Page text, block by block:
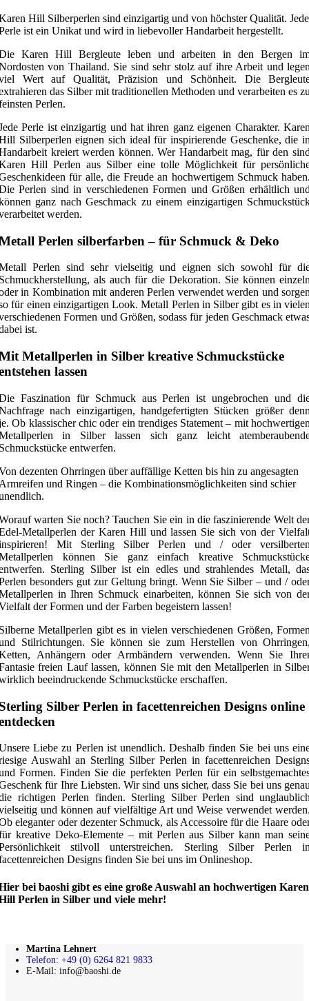
Hill Silberperlen sind einzigartig und von höchster Qualität. Jede
ist ein Unikat und wird in liebevoller Handarbeit hergestellt.
Karen Hill Bergleute leben und arbeiten in den Bergen
von Thailand. Sie sind sehr stolz auf ihre Arbeit und
Wert auf Qualität, Präzision und Schönheit. Die
das Silber mit traditionellen Methoden und verarbeiten es
Perlen.
Perle ist einzigartig und hat ihren ganz eigenen Charakter.
Silberperlen eignen sich ideal für inspirierende Geschenke, die
kreiert werden können. Wer Handarbeit mag, für den
Hill Perlen aus Silber eine tolle Möglichkeit für
für alle, die Freude an hochwertigem Schmuck
Perlen sind in verschiedenen Formen und Größen erhältlich
ganz nach Geschmack zu einem einzigartigen
werden.
Perlen silberfarben – für Schmuck & Deko
Perlen sind sehr vielseitig und eignen sich sowohl für
als auch für die Dekoration. Sie können
in Kombination mit anderen Perlen verwendet werden und
für einen einzigartigen Look. Metall Perlen in Silber gibt es in
Formen und Größen, sodass für jeden Geschmack
ist.
Metallperlen in Silber kreative Schmuckstücke
lassen
Faszination für Schmuck aus Perlen ist ungebrochen und
nach einzigartigen, handgefertigten Stücken größer
Ob klassischer chic oder ein trendiges Statement – mit
in Silber lassen sich ganz leicht
entwerfen.
dezenten Ohrringen über auffällige Ketten bis hin zu angesagten
und Ringen – die Kombinationsmöglichkeiten sind schier
warten Sie noch? Tauchen Sie ein in die faszinierende Welt
Metallperlen der Karen Hill und lassen Sie sich von der
Mit Sterling Silber Perlen und / oder
können Sie ganz einfach kreative
Sterling Silber ist ein edles und strahlendes Metall,
besonders gut zur Geltung bringt. Wenn Sie Silber – und /
in Ihren Schmuck einarbeiten, können Sie sich von
der Formen und der Farben begeistern lassen!
Metallperlen gibt es in vielen verschiedenen Größen,
Stilrichtungen. Sie können sie zum Herstellen von
Anhängern oder Armbändern verwenden. Wenn Sie
freien Lauf lassen, können Sie mit den Metallperlen in
beeindruckende Schmuckstücke erschaffen.
Silber Perlen in facettenreichen Designs online
Liebe zu Perlen ist unendlich. Deshalb finden Sie bei uns
Auswahl an Sterling Silber Perlen in facettenreichen
Formen. Finden Sie die perfekten Perlen für ein
für Ihre Liebsten. Wir sind uns sicher, dass Sie bei uns
richtigen Perlen finden. Sterling Silber Perlen sind
und können auf vielfältige Art und Weise verwendet
eleganter oder dezenter Schmuck, als Accessoire für die Haare
kreative Deko-Elemente – mit Perlen aus Silber kann man
stilvoll unterstreichen. Sterling Silber Perlen
Designs finden Sie bei uns im Onlineshop.
bei baoshi gibt es eine große Auswahl an hochwertigen Karen
Perlen in Silber und viele mehr!
Martina Lehnert
Telefon: +49 (0) 6264 821 9833
E-Mail: info@baoshi.de